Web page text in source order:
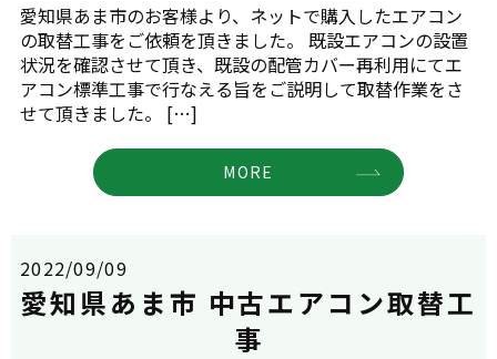
愛知県あま市のお客様より、ネットで購入したエアコン
の取替工事をご依頼を頂きました。 既設エアコンの設置
状況を確認させて頂き、既設の配管カバー再利用にてエ
アコン標準工事で行なえる旨をご説明して取替作業をさ
せて頂きました。 […]
MORE
2022/09/09
愛知県あま市 中古エアコン取替工
事